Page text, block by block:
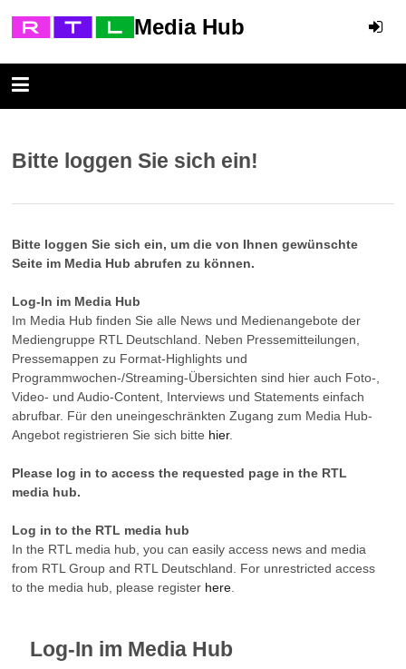
Media Hub
Bitte loggen Sie sich ein!
Bitte loggen Sie sich ein, um die von Ihnen gewünschte
Seite im Media Hub abrufen zu können.
Log-In im Media Hub
Im Media Hub finden Sie alle News und Medienangebote der
Mediengruppe RTL Deutschland. Neben Pressemitteilungen,
Pressemappen zu Format-Highlights und
Programmwochen-/Streaming-Übersichten sind hier auch Foto-,
Video- und Audio-Content, Interviews und Statements einfach
abrufbar. Für den uneingeschränkten Zugang zum Media Hub-
Angebot registrieren Sie sich bitte hier.
Please log in to access the requested page in the RTL
media hub.
Log in to the RTL media hub
In the RTL media hub, you can easily access news and media
from RTL Group and RTL Deutschland. For unrestricted access
to the media hub, please register here
Log-In im Media Hub